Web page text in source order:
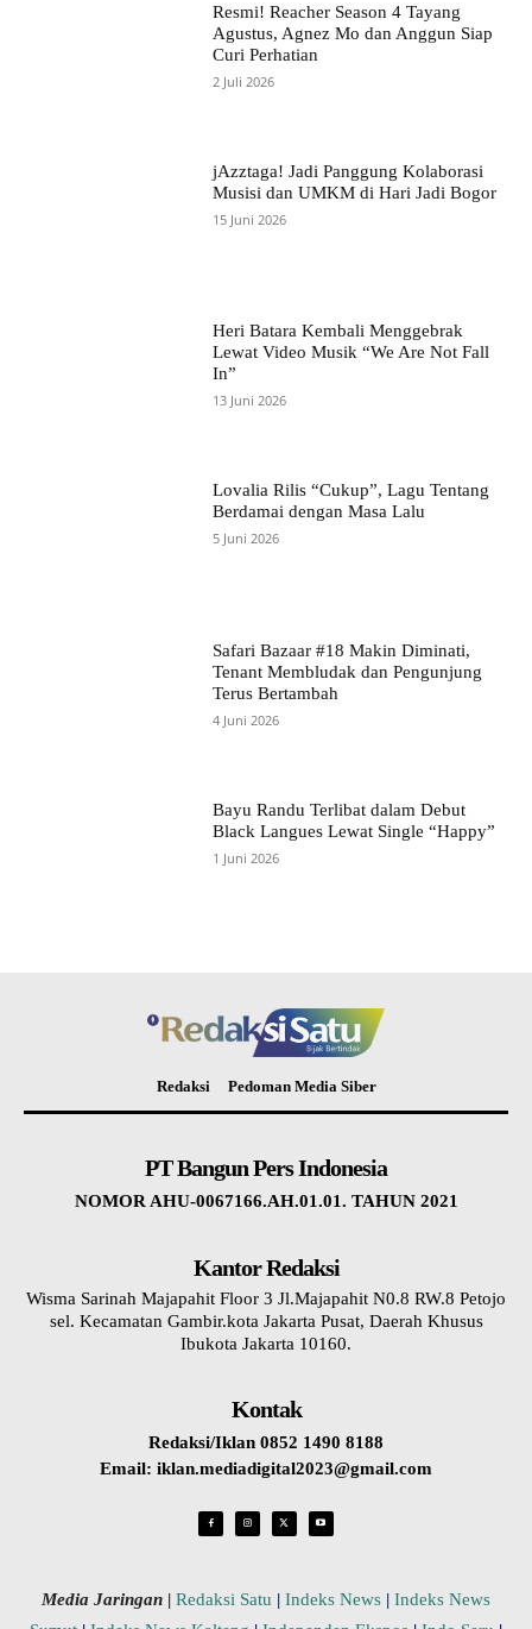
Resmi! Reacher Season 4 Tayang
Agustus, Agnez Mo dan Anggun Siap
Curi Perhatian
2 Juli 2026
jAzztaga! Jadi Panggung Kolaborasi
Musisi dan UMKM di Hari Jadi Bogor
15 Juni 2026
Heri Batara Kembali Menggebrak
Lewat Video Musik “We Are Not Fall
In”
13 Juni 2026
Lovalia Rilis “Cukup”, Lagu Tentang
Berdamai dengan Masa Lalu
5 Juni 2026
Safari Bazaar #18 Makin Diminati,
Tenant Membludak dan Pengunjung
Terus Bertambah
4 Juni 2026
Bayu Randu Terlibat dalam Debut
Black Langues Lewat Single “Happy”
1 Juni 2026
Redaksi Pedoman Media Siber
PT Bangun Pers Indonesia
NOMOR AHU-0067166.AH.01.01. TAHUN 2021
Kantor Redaksi
Wisma Sarinah Majapahit Floor 3 Jl.Majapahit N0.8 RW.8 Petojo
sel. Kecamatan Gambir.kota Jakarta Pusat, Daerah Khusus
Ibukota Jakarta 10160.
Kontak
Redaksi/Iklan 0852 1490 8188
Email: iklan.mediadigital2023@gmail.com
Media Jaringan | Redaksi Satu | Indeks News | Indeks News